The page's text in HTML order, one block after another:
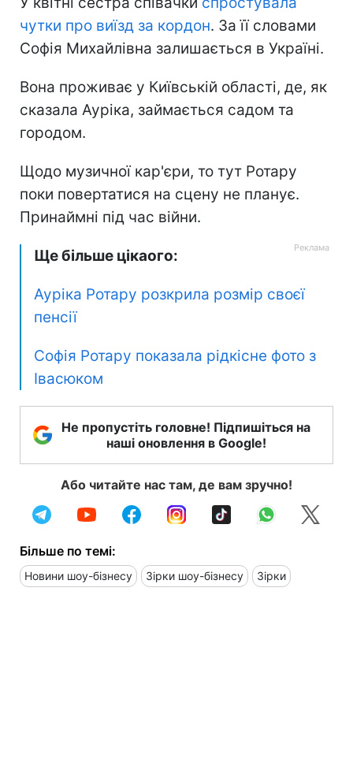
чутки про виїзд за кордон. За її словами
Софія Михайлівна залишається в Україні.
Вона проживає у Київській області, де, як
сказала Ауріка, займається садом та
городом.
Щодо музичної кар'єри, то тут Ротару
поки повертатися на сцену не планує.
Принаймні під час війни.
Ще більше цікаого:
Ауріка Ротару розкрила розмір своєї
пенсії
Софія Ротару показала рідкісне фото з
Івасюком
Не пропустіть головне! Підпишіться на
наші оновлення в Google!
Або читайте нас там, де вам зручно!
Більше по темі:
Новини шоу-бізнесу Зірки шоу-бізнесу Зірки